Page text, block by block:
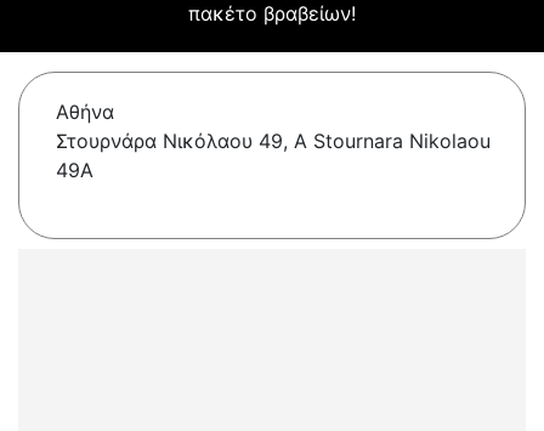
πακέτο βραβείων!
Αθήνα
Στουρνάρα Νικόλαου 49, Α Stournara Nikolaou
49A